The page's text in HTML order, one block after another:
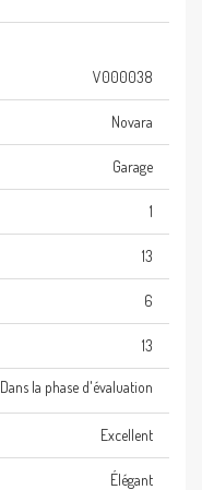
V000038
Novara
Garage
1
13
6
13
Dans la phase d'évaluation
Excellent
Élégant